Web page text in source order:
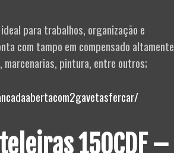
para trabalhos, organização e
com tampo em compensado altamente
pintura, entre outros;
150CDF –